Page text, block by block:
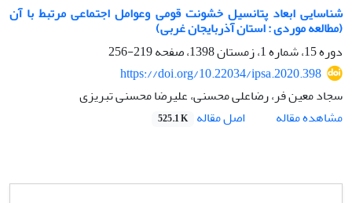
شناسایی ابعاد پتانسیل خشونت قومی وعوامل اجتماعی مرتبط با آن
(مطالعه موردی : استان آذربایجان غربی)
دوره 15، شماره 1، زمستان 1398، صفحه
219-256
https://doi.org/10.22034/ipsa.2020.398
سجاد معین فر، رضاعلی محسنی، علیرضا محسنی تبریزی
مشاهده مقاله
اصل مقاله 525.1 K